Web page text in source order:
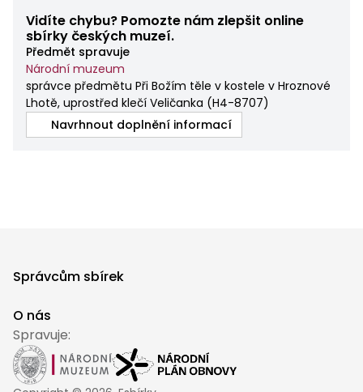
Vidíte chybu? Pomozte nám zlepšit online
sbírky českých muzeí.
Předmět spravuje
Národní muzeum
správce předmětu Při Božím těle v kostele v Hroznové
Lhotě, uprostřed klečí Veličanka (H4-8707)
Navrhnout doplnění informací
Správcům sbírek
O nás
Spravuje: